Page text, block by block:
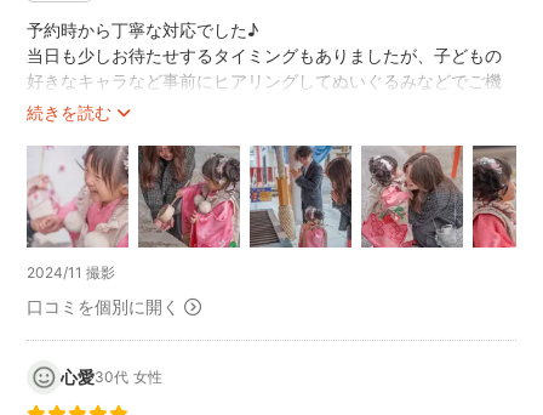
続きを読む
予約時から丁寧な対応でした♪
当日も少しお待たせするタイミングもありましたが、子どもの
好きなキャラなど事前にヒアリングしてぬいぐるみなどでご機
嫌をとってくれ娘もリラックスして撮影できました🧸
眠気と不慣れな服に髪型で疲れちゃってたみたいですが、納品
写真を見返していると笑顔も多く楽しみつつ思い出に残せたの
が嬉しいです
また機会があればお願いしたい素敵な方でした♡
2024/11 撮影
口コミを個別に開く
心愛30代 女性